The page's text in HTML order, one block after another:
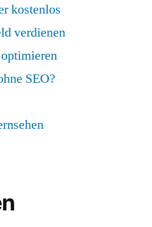
kostenlos
verdienen
SEO?